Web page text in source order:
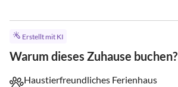
Erstellt mit KI
Warum dieses Zuhause buchen?
Haustierfreundliches Ferienhaus